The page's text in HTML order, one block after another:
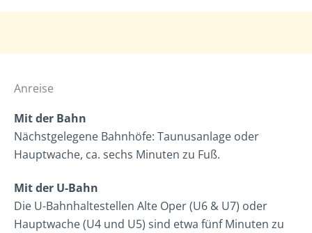
Anreise
Mit der Bahn
Nächstgelegene Bahnhöfe: Taunusanlage oder
Hauptwache, ca. sechs Minuten zu Fuß.
Mit der U-Bahn
Die U-Bahnhaltestellen Alte Oper (U6 & U7) oder
Hauptwache (U4 und U5) sind etwa fünf Minuten zu